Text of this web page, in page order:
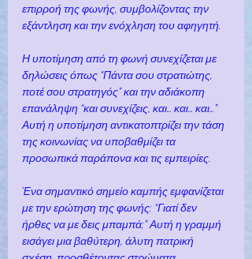
επιρροή της φωνής, συμβολίζοντας την
εξάντληση και την ενόχληση του αφηγητή.
Η υποτίμηση από τη φωνή συνεχίζεται με
δηλώσεις όπως “Πάντα σου στρατιώτης,
ποτέ σου στρατηγός” και την αδιάκοπη
επανάληψη “και συνεχίζεις, και… και… και…”
Αυτή η υποτίμηση αντικατοπτρίζει την τάση
της κοινωνίας να υποβαθμίζει τα
προσωπικά παράπονα και τις εμπειρίες.
Ένα σημαντικό σημείο καμπής εμφανίζεται
με την ερώτηση της φωνής: “Γιατί δεν
ήρθες να με δεις μπαμπά;” Αυτή η γραμμή
εισάγει μια βαθύτερη, άλυτη πατρική